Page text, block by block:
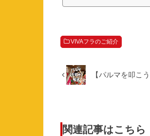
VIVAフラのご紹介
【パルマを叩こ
関連記事はこちら